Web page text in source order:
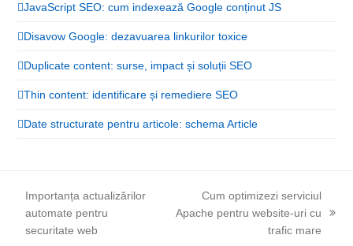
JavaScript SEO: cum indexează Google conținut JS
Disavow Google: dezavuarea linkurilor toxice
Duplicate content: surse, impact și soluții SEO
Thin content: identificare și remediere SEO
Date structurate pentru articole: schema Article
previous
post:
Importanța actualizărilor
automate pentru
securitate web
next
Cum optimizezi serviciul
Apache pentru website-uri cu
trafic mare